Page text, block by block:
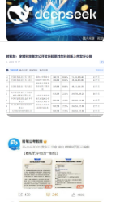
家医保局有
一次将外卖、
。
示，“即送
个为标准无
于倒逼企业
“网上能更
？”